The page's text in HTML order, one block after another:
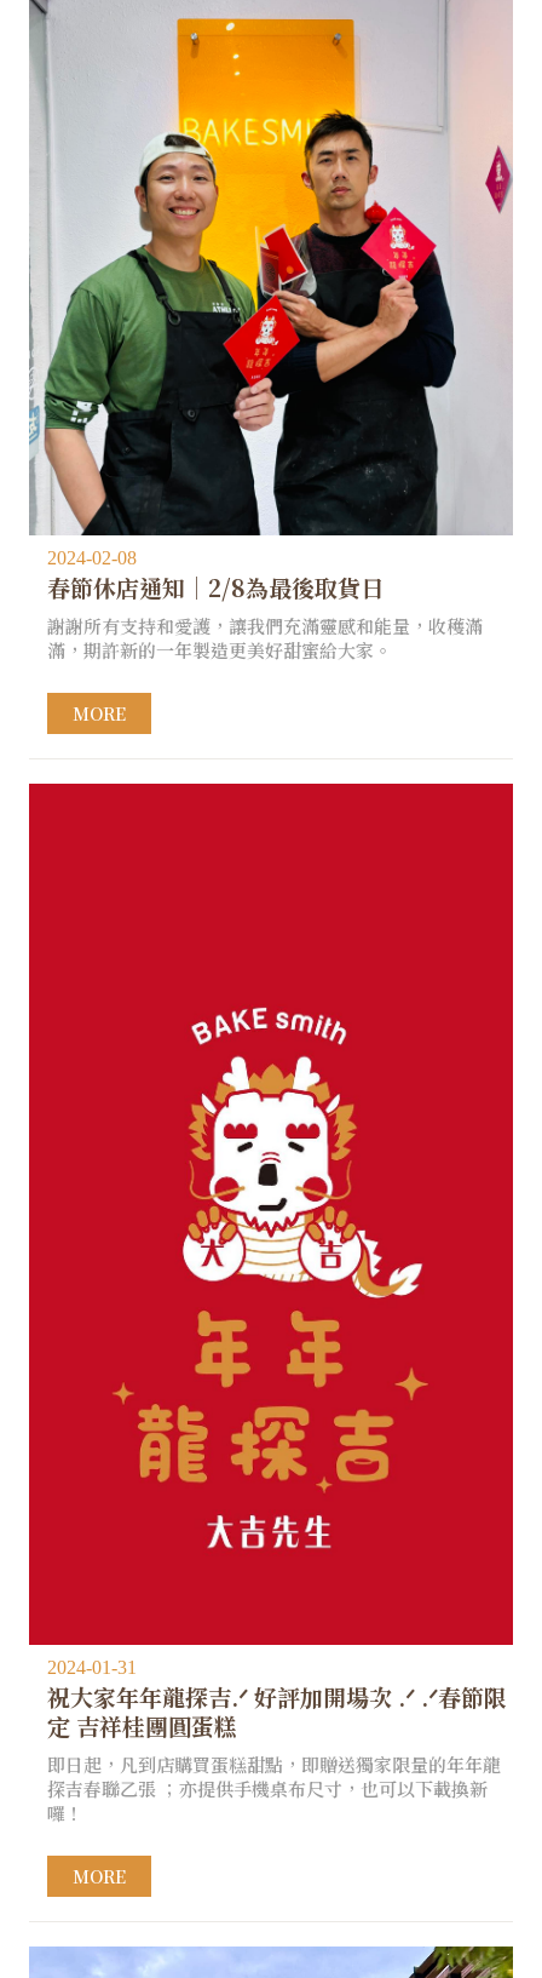
2024-02-08
春節休店通知｜2/8為最後取貨日
謝謝所有支持和愛護，讓我們充滿靈感和能量，收穫滿
滿，期許新的一年製造更美好甜蜜給大家。
MORE
2024-01-31
祝大家年年龍探吉.ᐟ 好評加開場次 .ᐟ .ᐟ春節限
定 吉祥桂團圓蛋糕
即日起，凡到店購買蛋糕甜點，即贈送獨家限量的年年龍
探吉春聯乙張 ；亦提供手機桌布尺寸，也可以下載換新
囉！
MORE